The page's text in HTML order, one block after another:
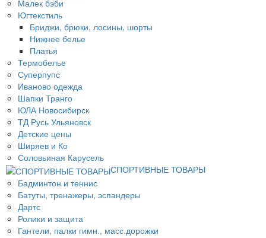
Малек бэби
Югтекстиль
Бриджи, брюки, лосины, шорты
Нижнее белье
Платья
Термобелье
Суперпупс
Иваново одежда
Шапки Транго
ЮЛА Новосибирск
ТД Русь Ульяновск
Детские цены
Ширяев и Ко
Соловьиная Карусель
СПОРТИВНЫЕ ТОВАРЫ
Бадминтон и теннис
Батуты, тренажеры, эспандеры
Дартс
Ролики и защита
Гантели, палки гимн., масс.дорожки